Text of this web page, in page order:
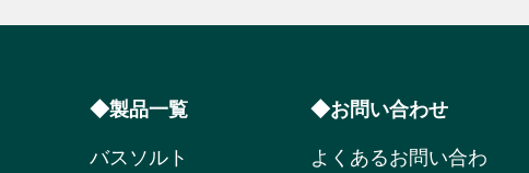
◆製品一覧
バスソルト
◆お問い合わせ
よくあるお問い合わ